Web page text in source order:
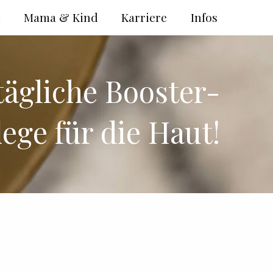
Booster-
für die Haut!
Infos
Karriere
Mama & Kind